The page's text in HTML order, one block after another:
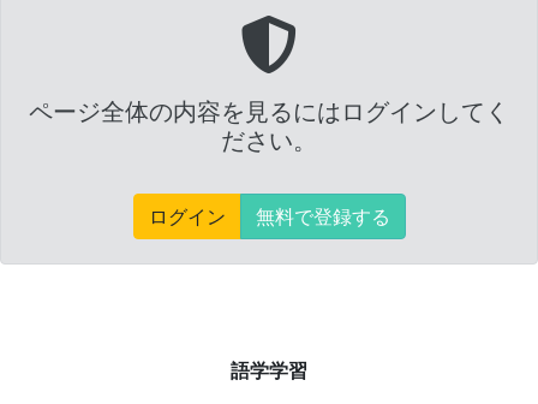
ページ全体の内容を見るにはログインしてく
ださい。
ログイン 無料で登録する
語学学習